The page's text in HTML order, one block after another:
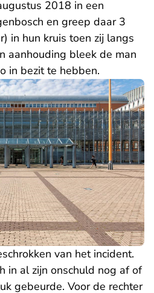
2018 in een
en greep daar 3
in hun kruis toen zij langs
aanhouding bleek de man
in bezit te hebben.
van het incident.
in al zijn onschuld nog af of
gebeurde. Voor de rechter